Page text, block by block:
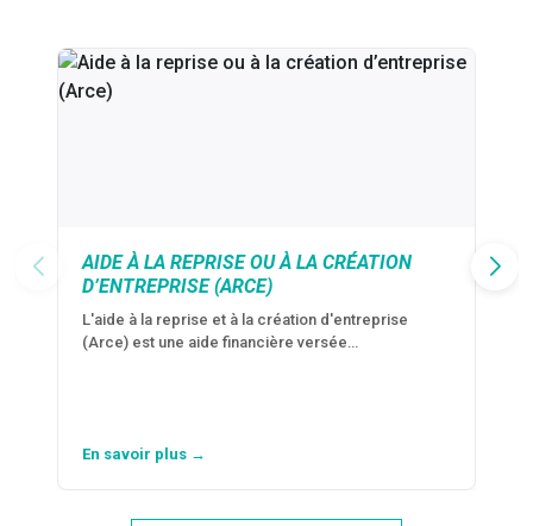
AIDE À LA REPRISE OU À LA CRÉATION
D’ENTREPRISE (ARCE)
L'aide à la reprise et à la création d'entreprise
(Arce) est une aide financière versée…
En savoir plus →